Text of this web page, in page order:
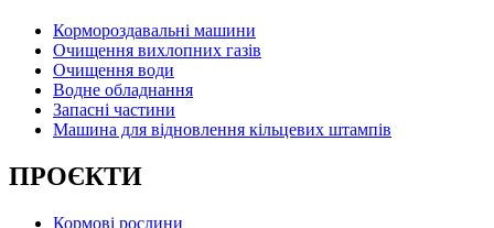
Кормороздавальні машини
Очищення вихлопних газів
Очищення води
Водне обладнання
Запасні частини
Машина для відновлення кільцевих штампів
ПРОЄКТИ
Кормові рослини